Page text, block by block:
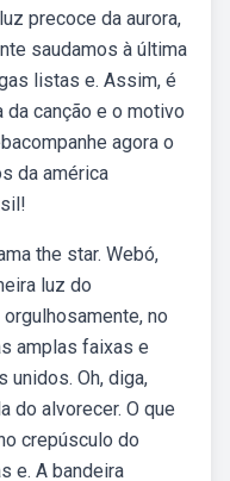
precoce da aurora,
saudamos à última
listas e. Assim, é
canção e o motivo
agora o
da américa
the star. Webó,
luz do
no
amplas faixas e
unidos. Oh, diga,
do alvorecer. O que
crepúsculo do
e. A bandeira